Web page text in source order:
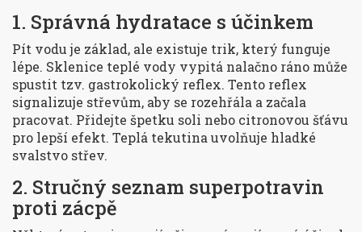
1. Správná hydratace s účinkem
Pít vodu je základ, ale existuje trik, který funguje
lépe. Sklenice teplé vody vypitá nalačno ráno může
spustit tzv. gastrokolický reflex. Tento reflex
signalizuje střevům, aby se rozehřála a začala
pracovat. Přidejte špetku soli nebo citronovou šťávu
pro lepší efekt. Teplá tekutina uvolňuje hladké
svalstvo střev.
2. Stručný seznam superpotravin
proti zácpě